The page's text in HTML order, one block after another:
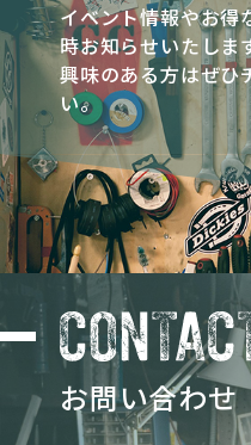
イベント情報やお得
時お知らせいたしま
興味のある方はぜひ
い。
お問い合わせ